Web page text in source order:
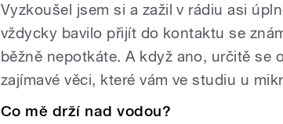
Vyzkoušel jsem si a zažil v rádiu asi
vždycky bavilo přijít do kontaktu se
běžně nepotkáte. A když ano, určitě se
zajímavé věci, které vám ve studiu u
Co mě drží nad vodou?